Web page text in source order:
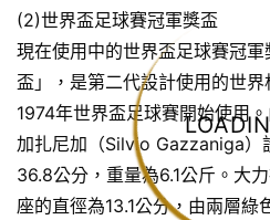
(2)世界盃足球賽冠軍獎盃
現在使用中的世界盃足球賽冠
盃」，是第二代設計使用的世
1974年世界盃足球賽開始使用
加扎尼加（Silvio Gazzaniga）
36.8公分，重量為6.1公斤。大
座的直徑為13.1公分，由兩層綠